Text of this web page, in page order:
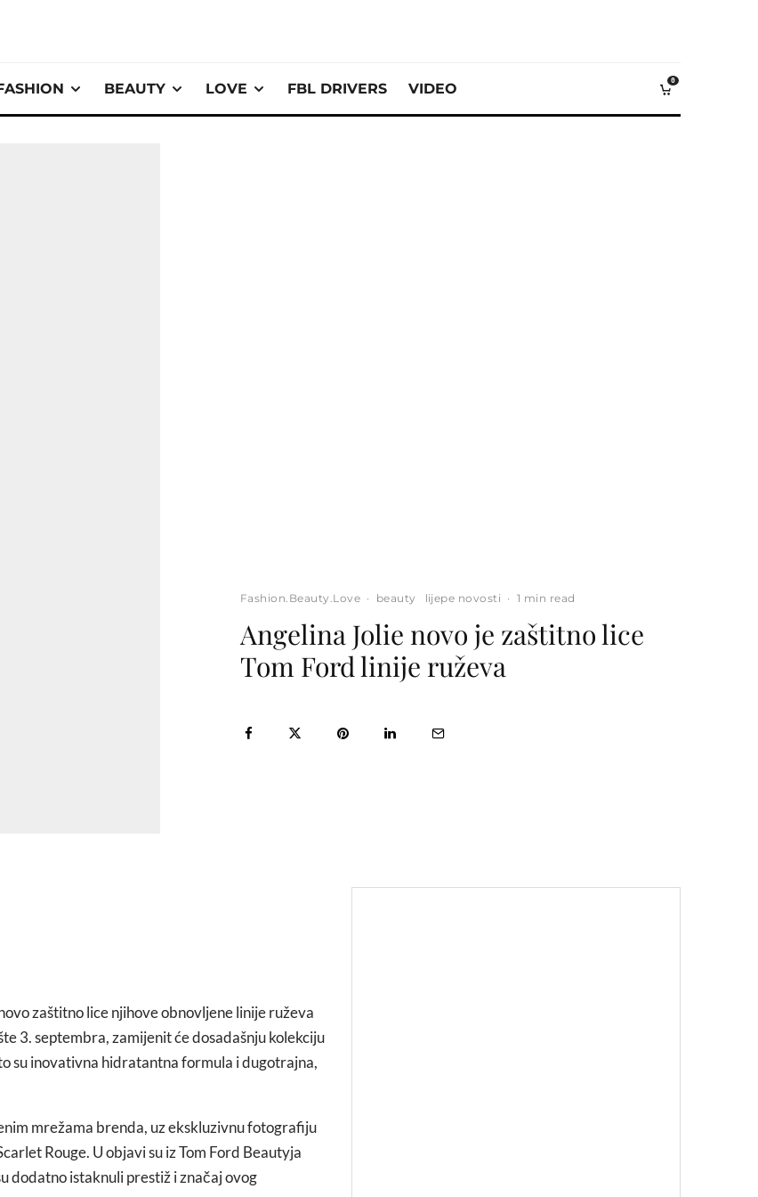
BEAUTY LOVE FBL DRIVERS VIDEO 0
Fashion.Beauty.Love · beauty lijepe novosti · 1 min read
Angelina Jolie novo je zaštitno lice
Tom Ford linije ruževa
zaštitno lice njihove obnovljene linije ruževa
3. septembra, zamijenit će dosadašnju kolekciju
su inovativna hidratantna formula i dugotrajna,
mrežama brenda, uz ekskluzivnu fotografiju
Rouge. U objavi su iz Tom Ford Beautyja
dodatno istaknuli prestiž i značaj ovog